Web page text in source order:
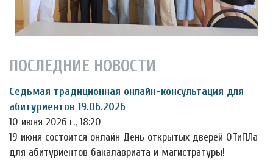
ПОСЛЕДНИЕ НОВОСТИ
Седьмая традиционная онлайн-консультация для
абитуриентов 19.06.2026
10 июня 2026 г., 18:20
19 июня состоится онлайн День открытых дверей ОТиПЛа
для абитуриентов бакалавриата и магистратуры!